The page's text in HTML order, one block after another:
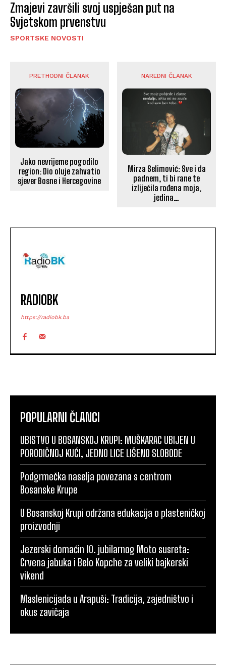
Zmajevi završili svoj uspješan put na
Svjetskom prvenstvu
SPORTSKE NOVOSTI
PRETHODNI ČLANAK
Jako nevrijeme pogodilo
region: Dio oluje zahvatio
sjever Bosne i Hercegovine
NAREDNI ČLANAK
Mirza Selimović: Sve i da
padnem, ti bi rane te
izliječila rođena moja,
jedina…
RADIOBK
https://radiobk.ba
POPULARNI ČLANCI
UBISTVO U BOSANSKOJ KRUPI: MUŠKARAC UBIJEN U
PORODIČNOJ KUĆI, JEDNO LICE LIŠENO SLOBODE
Podgrmečka naselja povezana s centrom
Bosanske Krupe
U Bosanskoj Krupi održana edukacija o plasteničkoj
proizvodnji
Jezerski domaćin 10. jubilarnog Moto susreta:
Crvena jabuka i Belo Kopche za veliki bajkerski
vikend
Maslenicijada u Arapuši: Tradicija, zajedništvo i
okus zavičaja